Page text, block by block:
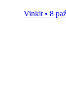
Vinkit • 8